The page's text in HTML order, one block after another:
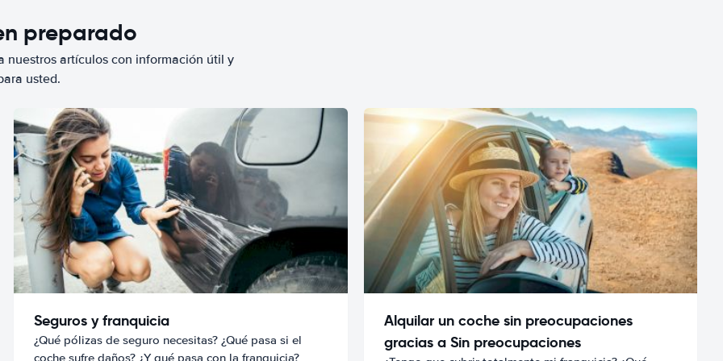
preparado
nuestros artículos con información útil y
usted.
Seguros y franquicia
¿Qué pólizas de seguro necesitas? ¿Qué pasa si el
coche sufre daños? ¿Y qué pasa con la franquicia?
Alquilar un coche sin preocupaciones
gracias a Sin preocupaciones